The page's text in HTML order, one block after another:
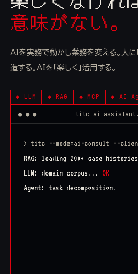
意味がない。
AIを実務で動かし業務を変える。人
造する。AIを「楽しく」活用する。
◆ LLM ◆ RAG ◆ MCP ◆ AI
● ● ● titc-ai-
> titc --mode=ai-consult --
RAG: loading 200+ case
LLM: domain corpus...
OK
Agent: task decomposition...